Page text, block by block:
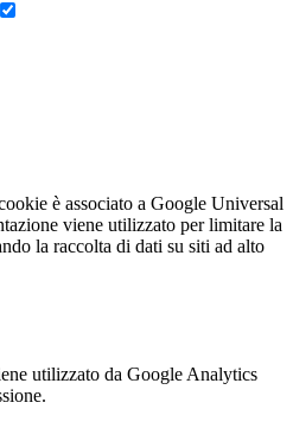
è associato a Google Universal
viene utilizzato per limitare la
la raccolta di dati su siti ad alto
utilizzato da Google Analytics